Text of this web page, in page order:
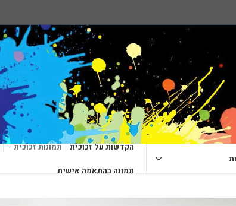
הקדשות על זכוכית תמונות זכוכית
תמונה בהתאמה אישית